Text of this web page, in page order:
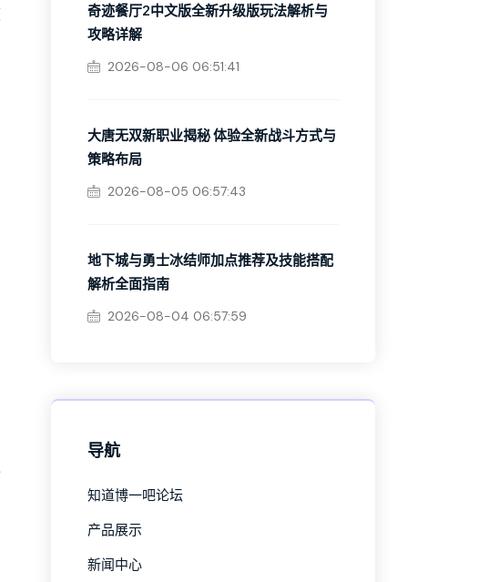
奇迹餐厅2中文版全新升级版玩法解析与
攻略详解
2026-08-06 06:51:41
大唐无双新职业揭秘 体验全新战斗方式与
策略布局
2026-08-05 06:57:43
地下城与勇士冰结师加点推荐及技能搭配
解析全面指南
2026-08-04 06:57:59
导航
知道博一吧论坛
产品展示
新闻中心